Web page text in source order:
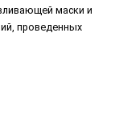
маски и
проведенных